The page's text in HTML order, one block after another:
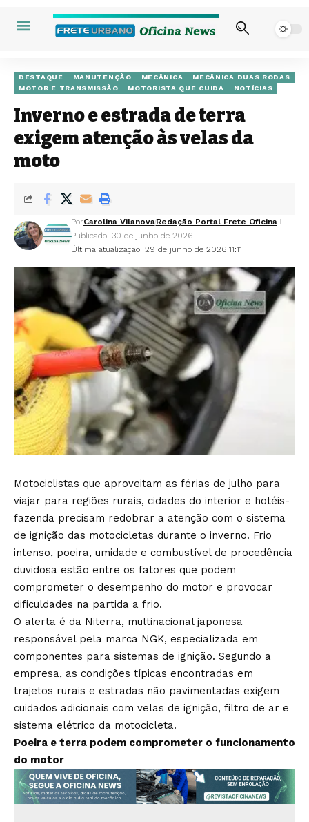
DESTAQUE MANUTENÇÃO MECÂNICA
MECÂNICA DUAS RODAS
MOTOR E TRANSMISSÃO
MOTORISTA QUE CUIDA NOTÍCIAS
Inverno e estrada de terra
exigem atenção às velas da
moto
Última atualização: 29 de junho de 2026 11:11
PorCarolina VilanovaRedação Portal Frete Oficina
Publicado: 30 de junho de 2026
Motociclistas que aproveitam as férias de julho para
viajar para regiões rurais, cidades do interior e hotéis-
fazenda precisam redobrar a atenção com o sistema
de ignição das motocicletas durante o inverno. Frio
intenso, poeira, umidade e combustível de procedência
duvidosa estão entre os fatores que podem
comprometer o desempenho do motor e provocar
dificuldades na partida a frio.
O alerta é da Niterra, multinacional japonesa
responsável pela marca NGK, especializada em
componentes para sistemas de ignição. Segundo a
empresa, as condições típicas encontradas em
trajetos rurais e estradas não pavimentadas exigem
cuidados adicionais com velas de ignição, filtro de ar e
sistema elétrico da motocicleta.
Poeira e terra podem comprometer o funcionamento
do motor